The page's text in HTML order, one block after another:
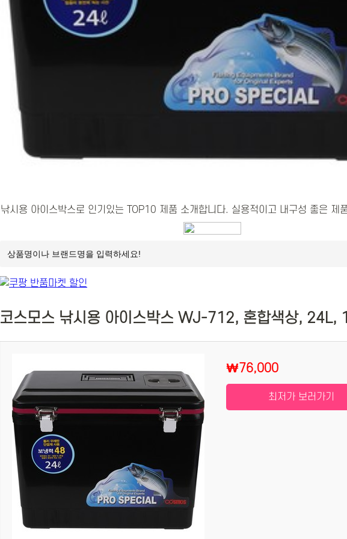
낚시용 아이스박스로 인기있는 TOP10 제품 소개합니다. 실용적이고 내구성 좋은 제
코스모스 낚시용 아이스박스 WJ-712, 혼합색상, 24L,
₩76,000
최저가 보러가기